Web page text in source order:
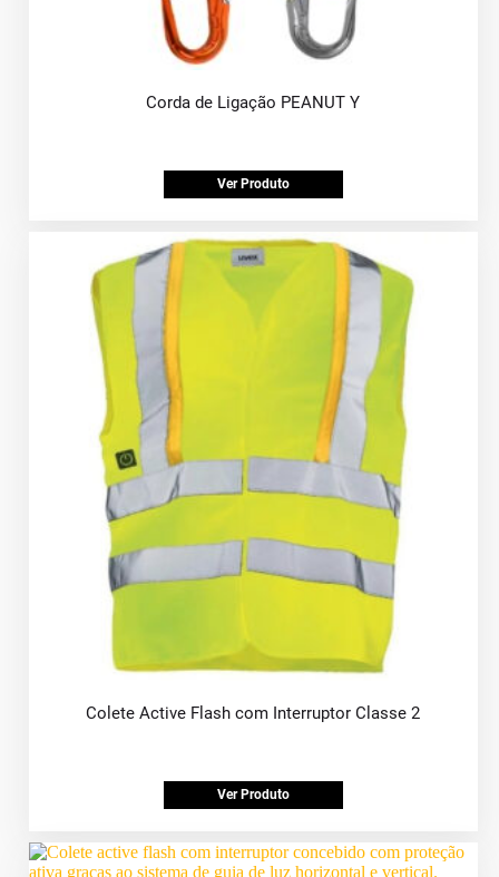
Corda de Ligação PEANUT Y
Ver Produto
Colete Active Flash com Interruptor Classe 2
Ver Produto